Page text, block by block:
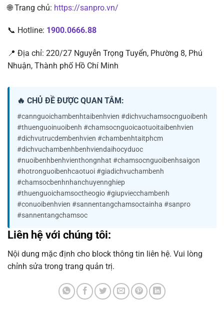
🌐 Trang chủ: https://sanpro.vn/
📞 Hotline: 1900.0666.88
📍 Địa chỉ: 220/27 Nguyễn Trọng Tuyển, Phường 8, Phú
Nhuận, Thành phố Hồ Chí Minh
🔥 CHỦ ĐỀ ĐƯỢC QUAN TÂM:
#cannguoichambenhtaibenhvien #dichvuchamsocnguoibenh
#thuenguoinuoibenh #chamsocnguoicaotuoitaibenhvien
#dichvutrucdembenhvien #chambenhtaitphcm
#dichvuchambenhbenhviendaihocyduoc
#nuoibenhbenhvienthongnhat #chamsocnguoibenhsaigon
#hotronguoibenhcaotuoi #giadichvuchambenh
#chamsocbenhnhanchuyennghiep
#thuenguoichamsoctheogio #giupviecchambenh
#conuoibenhvien #sannentangchamsoctainha #sanpro
#sannentangchamsoc
Liên hệ với chúng tôi:
Nội dung mặc định cho block thông tin liên hệ. Vui lòng
chỉnh sửa trong trang quản trị.